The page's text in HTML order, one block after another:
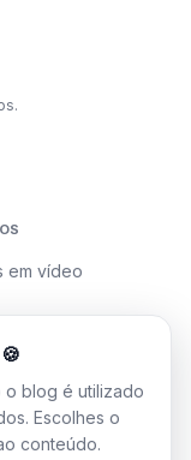
em vídeo
o blog é utilizado
Escolhes o
conteúdo.